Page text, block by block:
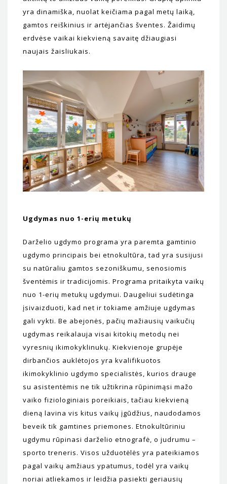
yra dinamiška, nuolat keičiama pagal metų laiką,
gamtos reiškinius ir artėjančias šventes. Žaidimų
erdvėse vaikai kiekvieną savaitę džiaugiasi
naujais žaisliukais.
Ugdymas nuo 1-erių metukų
Darželio ugdymo programa yra paremta gamtinio
ugdymo principais bei etnokultūra, tad yra susijusi
su natūraliu gamtos sezoniškumu, senosiomis
šventėmis ir tradicijomis. Programa pritaikyta vaikų
nuo 1-erių metukų ugdymui. Daugeliui sudėtinga
įsivaizduoti, kad net ir tokiame amžiuje ugdymas
gali vykti. Be abejonės, pačių mažiausių vaikučių
ugdymas reikalauja visai kitokių metodų nei
vyresnių ikimokyklinukų. Kiekvienoje grupėje
dirbančios auklėtojos yra kvalifikuotos
ikimokyklinio ugdymo specialistės, kurios drauge
su asistentėmis ne tik užtikrina rūpinimąsi mažo
vaiko fiziologiniais poreikiais, tačiau kiekvieną
dieną lavina vis kitus vaikų įgūdžius, naudodamos
beveik tik gamtines priemones. Etnokultūriniu
ugdymu rūpinasi darželio etnografė, o judrumu –
sporto treneris. Visos užduotėlės yra pateikiamos
pagal vaikų amžiaus ypatumus, todėl yra vaikų
noriai atliekamos ir leidžia pasiekti geriausių